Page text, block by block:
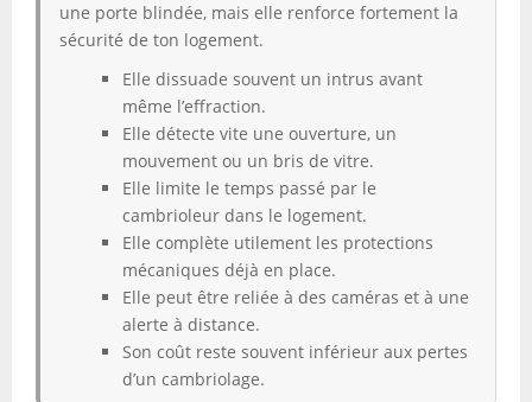
une porte blindée, mais elle renforce fortement la
sécurité de ton logement.
Elle dissuade souvent un intrus avant
même l’effraction.
Elle détecte vite une ouverture, un
mouvement ou un bris de vitre.
Elle limite le temps passé par le
cambrioleur dans le logement.
Elle complète utilement les protections
mécaniques déjà en place.
Elle peut être reliée à des caméras et à une
alerte à distance.
Son coût reste souvent inférieur aux pertes
d’un cambriolage.